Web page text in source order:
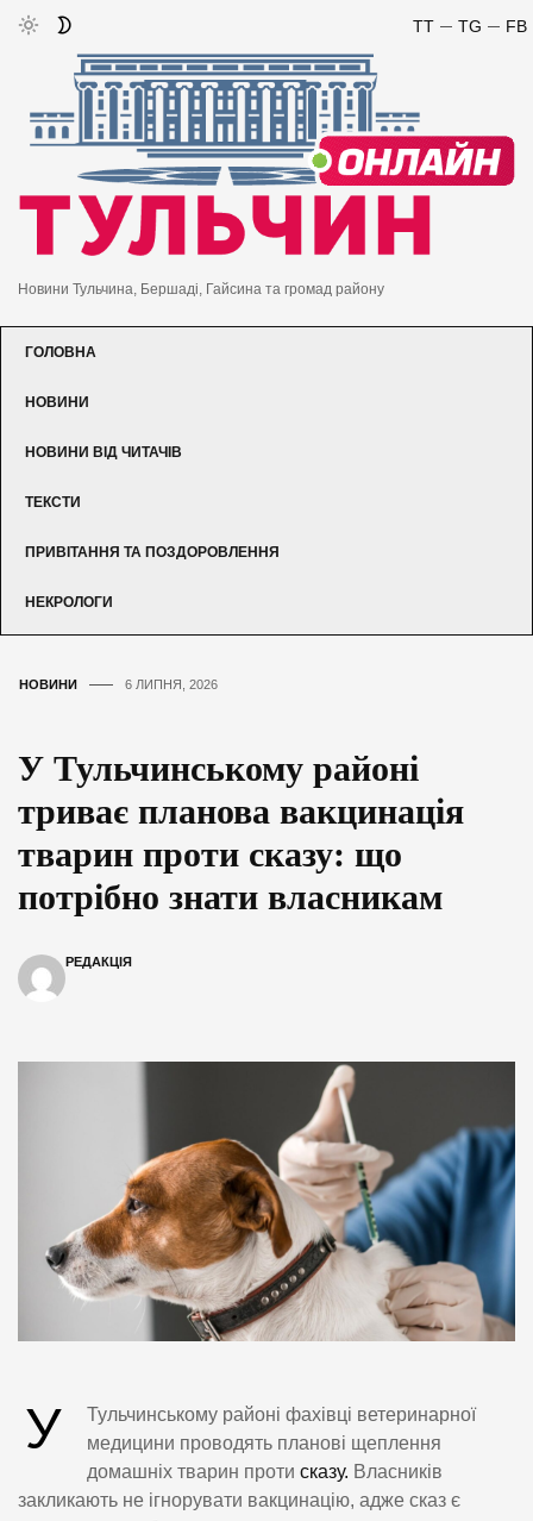
FB
TG
TT
Новини Тульчина, Бершаді, Гайсина та громад району
ГОЛОВНА
НОВИНИ
НОВИНИ ВІД ЧИТАЧІВ
ТЕКСТИ
ПРИВІТАННЯ ТА ПОЗДОРОВЛЕННЯ
НЕКРОЛОГИ
НОВИНИ 6 ЛИПНЯ, 2026
У Тульчинському районі
триває планова вакцинація
тварин проти сказу: що
потрібно знати власникам
РЕДАКЦІЯ
У
Тульчинському районі фахівці ветеринарної
медицини проводять планові щеплення
домашніх тварин проти сказу. Власників
закликають не ігнорувати вакцинацію, адже сказ є